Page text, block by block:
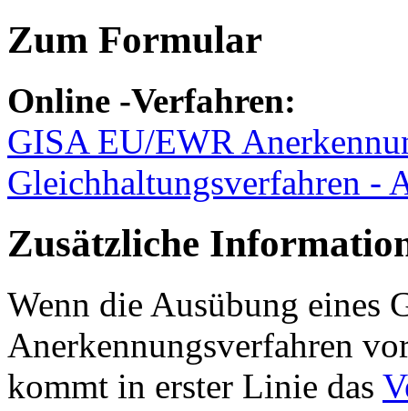
Zum Formular
Online -Verfahren:
GISA EU/EWR
Gleichhaltungsverfahren -
Zusätzliche
Wenn die Ausübung eines
Anerkennungsverfahren
kommt in erster Linie das